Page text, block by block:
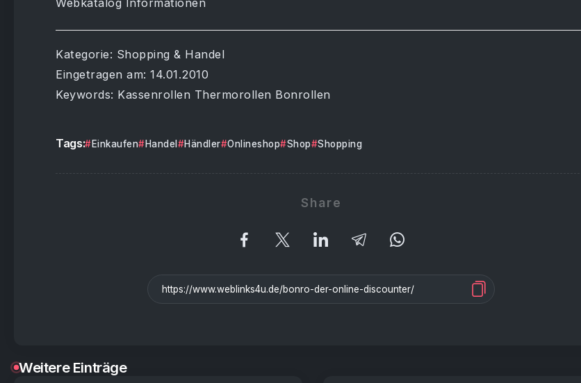
Kategorie: Shopping & Handel
Eingetragen am: 14.01.2010
Keywords: Kassenrollen Thermorollen Bonrollen
Tags: Einkaufen Handel Händler Onlineshop Shop Shopping
Share
Weitere Einträge